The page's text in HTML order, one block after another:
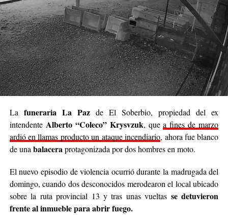
entero, pero sí podemos cambiar el día de alguien”.
Se trata de una iniciativa hecha a pulmón, con esfuerzo
propio y con el acompañamiento de cada persona que
decide sumar su granito de arena, ya sea concamperas,
buzos, sacos, frazadas, colchas, mantas, bufandas,
gorros, guantes y todo lo que pueda abrigar.
Cabe destacar que para mediados de mayo será la
entrega de donaciones y tienen planificado realizar ollas
populares de arroz con pollo, por lo que también
recibirán donaciones de alimentos no perecederos.
Para comunicarse con el organizador de la iniciativa,
podrán enviar mensajes, audios o realizar llamadas al
3764140551
o a través de Instagram
@agustin_pineiroo
La funeraria La Pazde El Soberbio, propiedad del ex
intendente Alberto “Coleco” Krysvzuk, quea fines de marzo
ardió en llamas producto un ataque incendiario, ahora fue blanco
de unabalaceraprotagonizada por dos hombres en moto.
El nuevo episodio de violencia ocurrió durante la madrugada del
domingo, cuando dos desconocidos merodearon el local ubicado
sobre la ruta provincial 13 y tras unas vueltas se detuvieron
frente al inmueble para abrir fuego.